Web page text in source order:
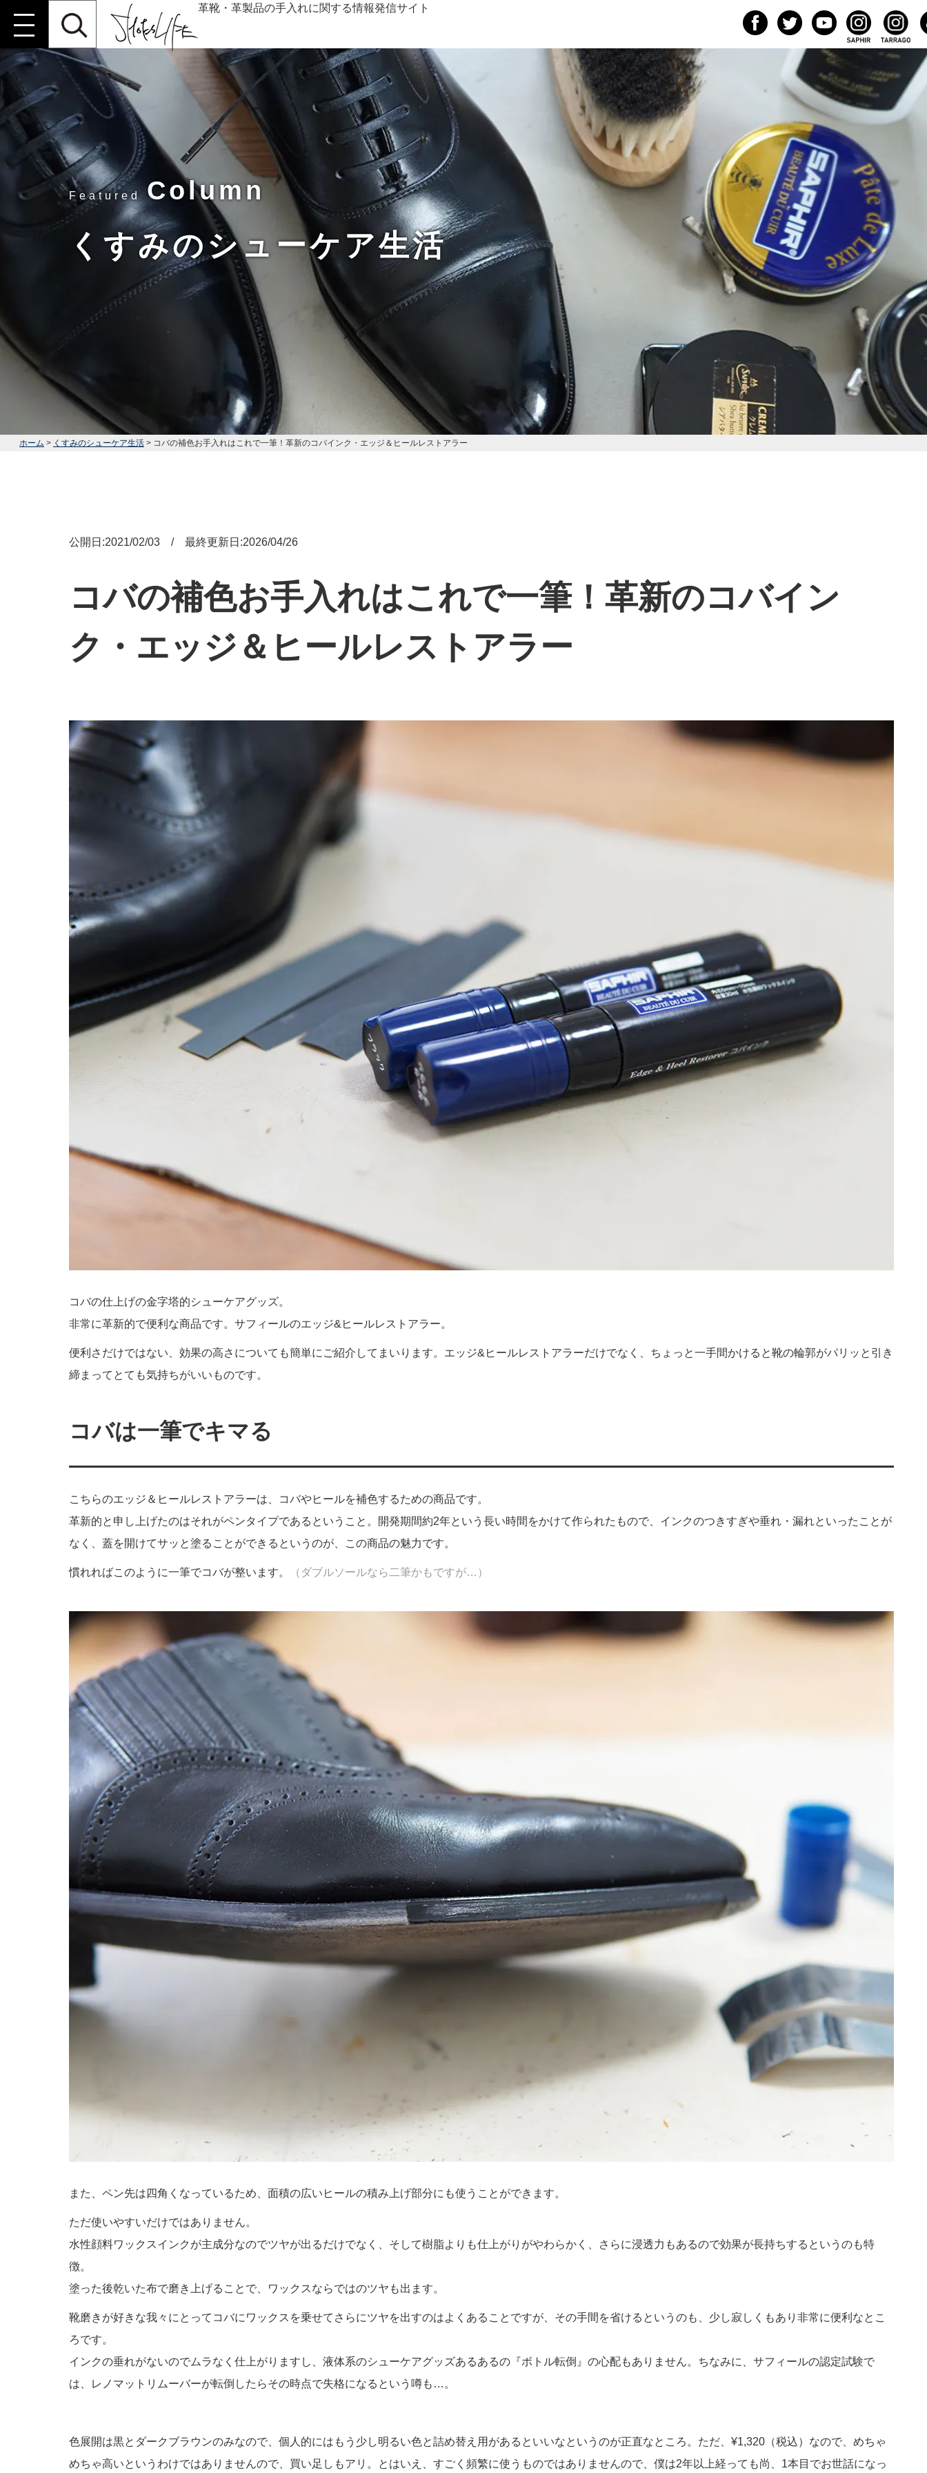
革靴・革製品の手入れに関する情報発信サイト
Featured Column
くすみのシューケア生活
ホーム > くすみのシューケア生活 > コバの補色お手入れはこれで一筆！革新のコバインク・エッジ＆ヒールレストアラー
公開日:2021/02/03 / 最終更新日:2026/04/26
コバの補色お手入れはこれで一筆！革新のコバイン
ク・エッジ＆ヒールレストアラー
コバの仕上げの金字塔的シューケアグッズ。
非常に革新的で便利な商品です。サフィールのエッジ&ヒールレストアラー。
便利さだけではない、効果の高さについても簡単にご紹介してまいります。エッジ&ヒールレストアラーだけでなく、ちょっと一手間かけると靴の輪郭がパリッと引き
締まってとても気持ちがいいものです。
コバは一筆でキマる
こちらのエッジ＆ヒールレストアラーは、コバやヒールを補色するための商品です。
革新的と申し上げたのはそれがペンタイプであるということ。開発期間約2年という長い時間をかけて作られたもので、インクのつきすぎや垂れ・漏れといったことが
なく、蓋を開けてサッと塗ることができるというのが、この商品の魅力です。
慣れればこのように一筆でコバが整います。 （ダブルソールなら二筆かもですが…）
また、ペン先は四角くなっているため、面積の広いヒールの積み上げ部分にも使うことができます。
ただ使いやすいだけではありません。
水性顔料ワックスインクが主成分なのでツヤが出るだけでなく、そして樹脂よりも仕上がりがやわらかく、さらに浸透力もあるので効果が長持ちするというのも特
徴。
塗った後乾いた布で磨き上げることで、ワックスならではのツヤも出ます。
靴磨きが好きな我々にとってコバにワックスを乗せてさらにツヤを出すのはよくあることですが、その手間を省けるというのも、少し寂しくもあり非常に便利なとこ
ろです。
インクの垂れがないのでムラなく仕上がりますし、液体系のシューケアグッズあるあるの『ボトル転倒』の心配もありません。ちなみに、サフィールの認定試験で
は、レノマットリムーバーが転倒したらその時点で失格になるという噂も…。
色展開は黒とダークブラウンのみなので、個人的にはもう少し明るい色と詰め替え用があるといいなというのが正直なところ。ただ、¥1,320（税込）なので、めちゃ
めちゃ高いというわけではありませんので、買い足しもアリ。とはいえ、すごく頻繁に使うものではありませんので、僕は2年以上経っても尚、1本目でお世話になっ